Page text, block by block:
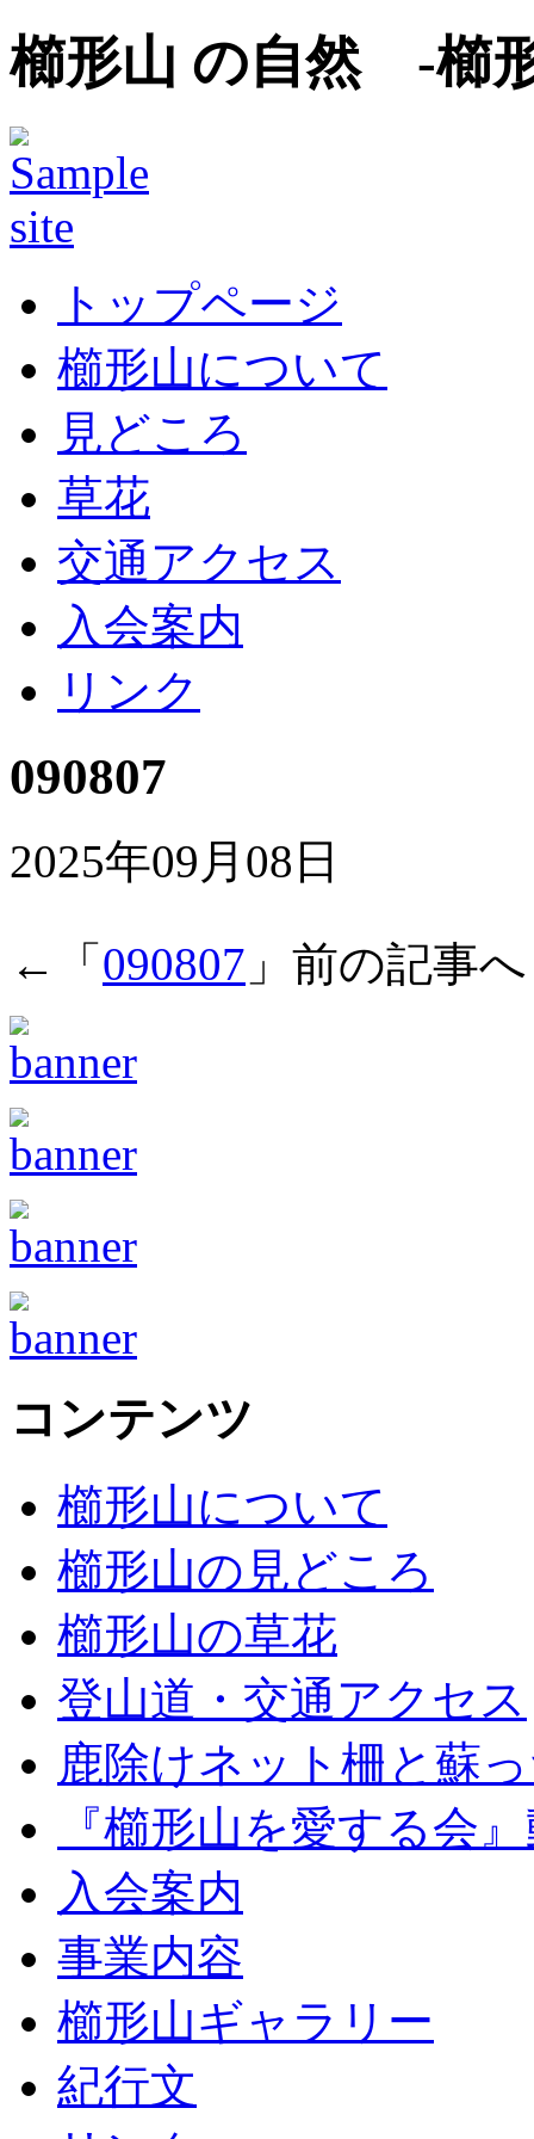
櫛形山 の自然 -櫛
トップページ
櫛形山について
見どころ
草花
交通アクセス
入会案内
リンク
090807
2025年09月08日
←「 090807 」前の記事
コンテンツ
櫛形山について
櫛形山の見どころ
櫛形山の草花
登山道・交通アクセス
鹿除けネット柵と蘇
『櫛形山を愛する会
入会案内
事業内容
櫛形山ギャラリー
紀行文